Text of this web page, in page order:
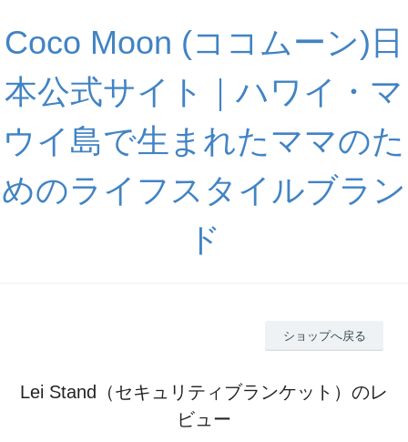
Coco Moon (ココムーン)日
本公式サイト｜ハワイ・マ
ウイ島で生まれたママのた
めのライフスタイルブラン
ド
ショップへ戻る
Lei Stand（セキュリティブランケット）のレ
ビュー